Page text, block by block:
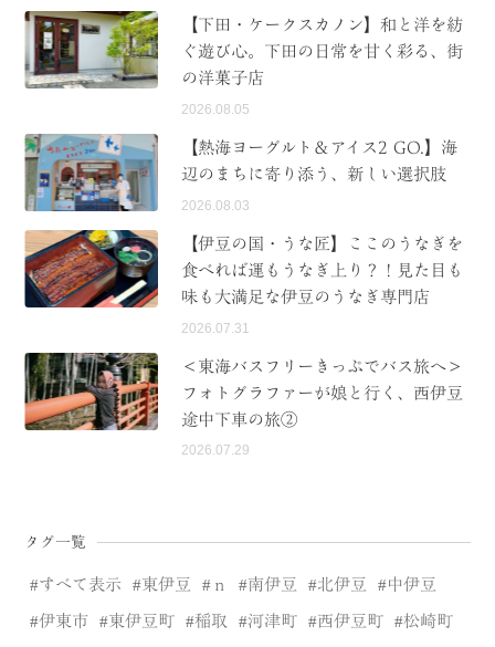
【下田・ケークスカノン】和と洋を紡
ぐ遊び心。下田の日常を甘く彩る、街
の洋菓子店
2026.08.05
【熱海ヨーグルト＆アイス2 GO.】海
辺のまちに寄り添う、新しい選択肢
2026.08.03
【伊豆の国・うな匠】ここのうなぎを
食べれば運もうなぎ上り？！見た目も
味も大満足な伊豆のうなぎ専門店
2026.07.31
＜東海バスフリーきっぷでバス旅へ＞
フォトグラファーが娘と行く、西伊豆
途中下車の旅②
2026.07.29
タグ一覧
すべて表示 東伊豆 ｎ 南伊豆 北伊豆 中伊豆
伊東市 東伊豆町 稲取 河津町 西伊豆町 松崎町